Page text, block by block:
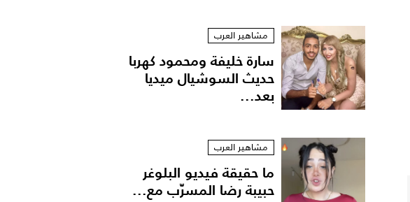
مشاهير العرب
سارة خليفة ومحمود كهربا
حديث السوشيال ميديا
بعد...
مشاهير العرب
ما حقيقة فيديو البلوغر
حبيبة رضا المسرّب مع...